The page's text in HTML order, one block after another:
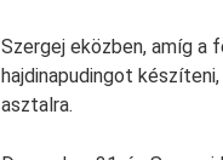
Szergej eközben, amíg a
hajdinapudingot
asztalra.